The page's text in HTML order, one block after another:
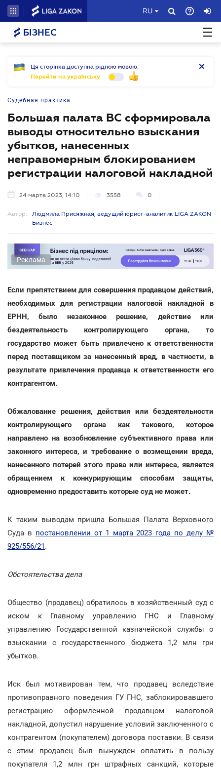
RU
БІЗНЕС
Ця сторінка доступна рідною мовою.
Перейти на українську
Судебная практика
Большая палата ВС сформировала
выводы относительно взыскания
убытков, нанесенных
неправомерным блокированием
регистрации налоговой накладной
24 марта 2023, 14:10 3558 0
Автор:
Людмила Присяжная, ведущий юрист-аналитик LIGA ZAKON
Бизнес
Реклама
Если препятствием для совершения продавцом действий,
необходимых для регистрации налоговой накладной в
ЕРНН, было незаконное решение, действие или
бездеятельность контролирующего органа, то
государство может быть привлечено к ответственности
перед поставщиком за нанесенный вред, в частности, в
результате привлечения продавца к ответственности его
контрагентом.
Обжалование решения, действия или бездеятельности
контролирующего органа как такового, которое
направлено на возобновление субъективного права или
законного интереса, и требование о возмещении вреда,
нанесенного потерей этого права или интереса, является
обращением к конкурирующим способам защиты,
одновременно предоставить которые суд не может.
К таким выводам пришла Большая Палата Верховного
Суда в постановлении от 1 марта 2023 года по делу №
925/556/21.
Обстоятельства дела
Общество (продавец) обратилось в хозяйственный суд с
иском к Главному управлению ГНС и Главному
управлению Государственной казначейской службы о
взыскании с государственного бюджета 1,2 млн грн
убытков.
Иск был мотивирован тем, что продавец вследствие
противоправного поведения ГУ ГНС, заблокировавшего
регистрацию оформленной продавцом налоговой
накладной, допустил нарушение условий заключенного с
контрагентом (покупателем) договора поставки. В связи
с этим продавец был вынужден оплатить в пользу
покупателя 1,2 млн грн штрафных санкций, которые